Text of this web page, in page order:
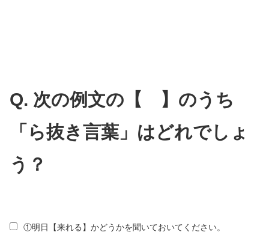
Q. 次の例文の【 】のうち
「ら抜き言葉」はどれでしょ
う？
①明日【来れる】かどうかを聞いておいてください。